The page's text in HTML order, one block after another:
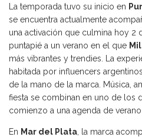
La temporada tuvo su inicio en
se encuentra actualmente
una activación que culmina hoy 2
puntapié a un verano en el que
más vibrantes y trendies. La
habitada por influencers
de la mano de la marca. Música,
fiesta se combinan en uno de los
comienzo a una agenda de verano.
En Mar del Plata , la marca